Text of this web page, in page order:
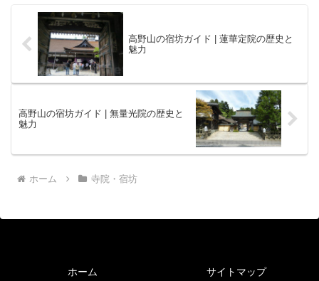
高野山の宿坊ガイド | 蓮華定院の歴史と
魅力
高野山の宿坊ガイド | 無量光院の歴史と
魅力
ホーム 寺院・宿坊
ホーム サイトマップ